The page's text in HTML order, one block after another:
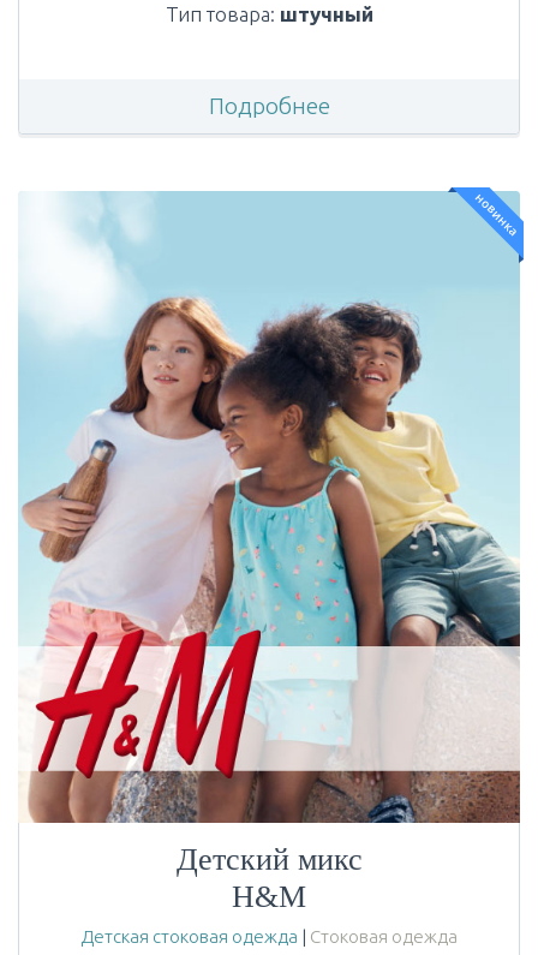
Тип товара: штучный
Подробнее
новинка
Детский микс
H&M
Детская стоковая одежда | Стоковая одежда